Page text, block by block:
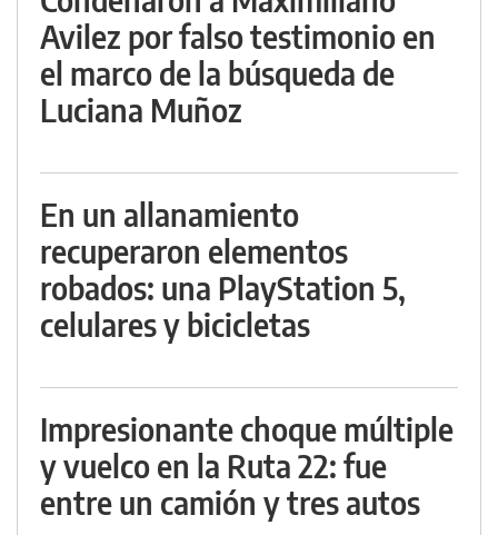
Avilez por falso testimonio en
el marco de la búsqueda de
Luciana Muñoz
En un allanamiento
recuperaron elementos
robados: una PlayStation 5,
celulares y bicicletas
Impresionante choque múltiple
y vuelco en la Ruta 22: fue
entre un camión y tres autos